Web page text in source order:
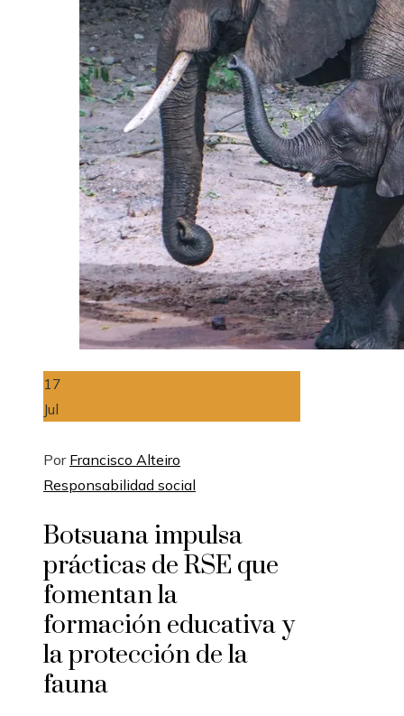
17
Jul
Por Francisco Alteiro
Responsabilidad social
Botsuana impulsa
prácticas de RSE que
fomentan la
formación educativa y
la protección de la
fauna